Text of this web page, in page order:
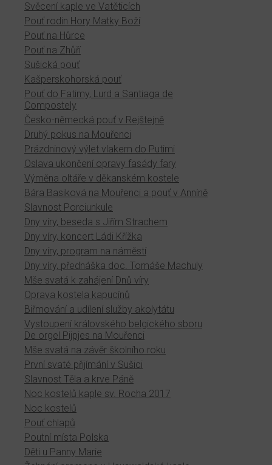
Svěcení kaple ve Vatěticích
Pouť rodin Hory Matky Boží
Pouť na Hůrce
Pouť na Zhůří
Sušická pouť
Kašperskohorská pouť
Pouť do Fatimy, Lurd a Santiaga de
Compostely
Česko-německá pouť v Rejštejně
Druhý pokus na Mouřenci
Prázdninový výlet vlakem do Putimi
Oslava ukončení opravy fasády fary
Výměna oltáře v děkanském kostele
Bára Basiková na Mouřenci a pouť v Anníně
Slavnost Porciunkule
Dny víry, beseda s Jiřím Strachem
Dny víry, koncert Ládi Křížka
Dny víry, program na náměstí
Dny víry, přednáška doc. Tomáše Machuly
Mše svatá k zahájení Dnů víry
Oprava kostela kapucínů
Biřmování a udílení služby akolytátu
Vystoupení královského belgického sboru
De orgel Pijpjes na Mouřenci
Mše svatá na závěr školního roku
První svaté přijímání v Sušici
Slavnost Těla a krve Páně
Noc kostelů kaple sv. Rocha 2017
Noc kostelů
Pouť chlapů
Poutní místa Polska
Děti u Panny Marie